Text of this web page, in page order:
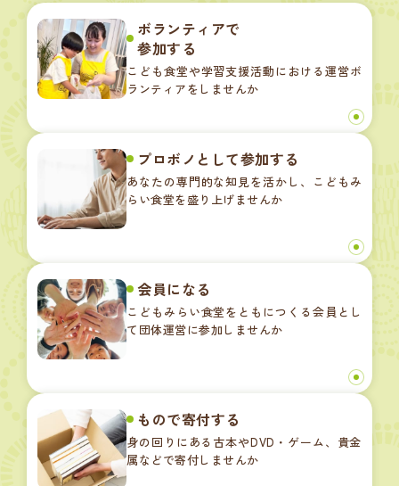
ボランティアで
参加する
こども食堂や学習支援活動における運営ボ
ランティアをしませんか
プロボノとして参加する
あなたの専門的な知見を活かし、こどもみ
らい食堂を盛り上げませんか
会員になる
こどもみらい食堂をともにつくる会員とし
て団体運営に参加しませんか
もので寄付する
身の回りにある古本やDVD・ゲーム、貴金
属などで寄付しませんか